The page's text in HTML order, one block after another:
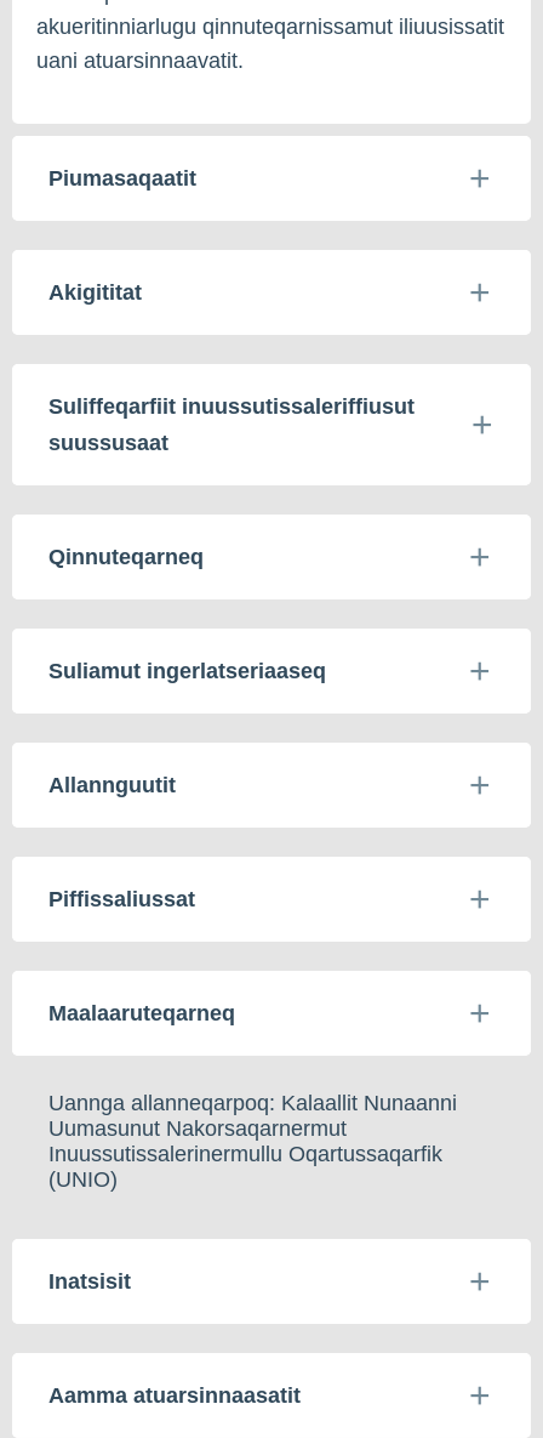
akueritinniarlugu qinnuteqarnissamut iliuusissatit
uani atuarsinnaavatit.
Piumasaqaatit
Akigititat
Suliffeqarfiit inuussutissaleriffiusut
suussusaat
Qinnuteqarneq
Suliamut ingerlatseriaaseq
Allannguutit
Piffissaliussat
Maalaaruteqarneq
Uannga allanneqarpoq: Kalaallit Nunaanni
Uumasunut Nakorsaqarnermut
Inuussutissalerinermullu Oqartussaqarfik
(UNIO)
Inatsisit
Aamma atuarsinnaasatit